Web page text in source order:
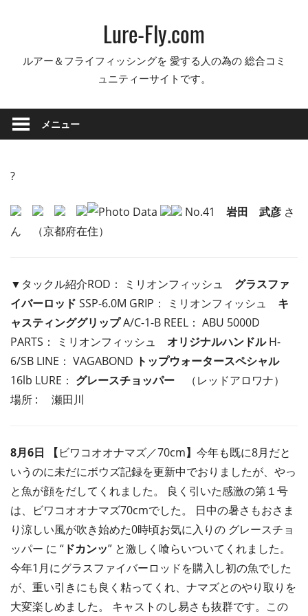
Lure-Fly.com
ルアー＆フライフィッシングを 愛する人の為の 総合コミ
ュニティーサイトです。
メニュー
?
No.41 岩田 武彦 さ
ん （京都府在住）
▼タックル紹介ROD： ミリオンフィッシュ グラスファ
イバーロッド SSP-6.0M GRIP： ミリオンフィッシュ キ
ャスティンググリップA/C-1-B REEL： ABU 5000D
PARTS： ミリオンフィッシュ オリジナルハンドルH-
6/SB LINE： VAGABOND トップウォータースペシャル
16lb LURE： グレースチョッパー
（レッドアロワナ）
場所 : 瀬田川
8月6日 【ビワコオオナマズ／70cm】 今年も既に8月だと
いうのに未だにボウズ記録を更新中でおりましたが、やっ
と魚が顔をだしてくれました。 良く引いた感激の第１号
は、ビワコオオナマズ70cmでした。 日中の暑さもおさま
り涼しい風が吹き始めた0時頃お気に入りの グレースチョ
ッパー に “ ドカンッ” と激しく喰らいついてくれました。
今年1月にグラスファイバーロッドを購入し初の魚でした
が、重い引きにも良く粘ってくれ、ナマズとのやり取りを
大変楽しめました。 キャストのし易さも抜群です。この